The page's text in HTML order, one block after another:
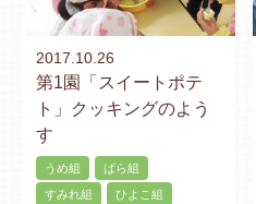
2017.10.26
第1園「スイートポテ
ト」クッキングのよう
す
うめ組
ばら組
すみれ組
ひよこ組